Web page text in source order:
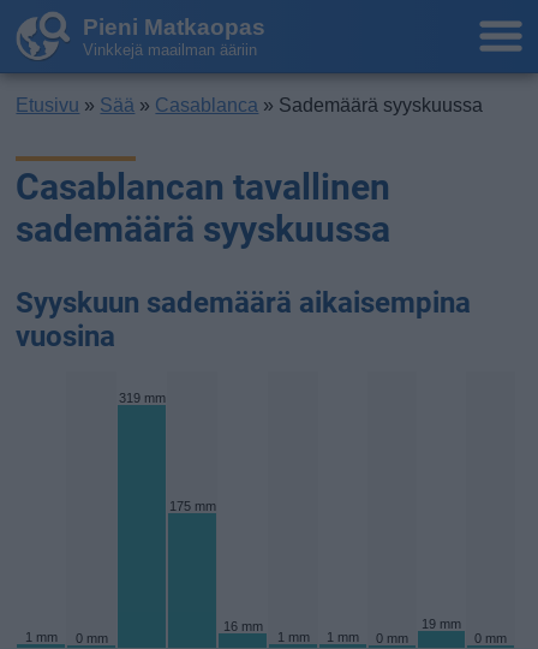
Pieni Matkaopas
Vinkkejä maailman ääriin
Etusivu » Sää » Casablanca » Sademäärä syyskuussa
Casablancan tavallinen
sademäärä syyskuussa
Syyskuun sademäärä aikaisempina
vuosina
1 mm 0 mm
319 mm
175 mm
16 mm
1 mm 1 mm 0 mm
19 mm
0 mm